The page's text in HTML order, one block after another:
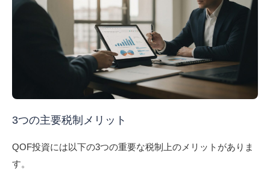
3つの主要税制メリット
QOF投資には以下の3つの重要な税制上のメリットがありま
す。